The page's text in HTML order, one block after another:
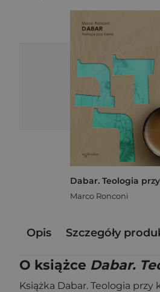
Marco Ronconi
Opis Szczegóły
O książce Dabar.
Książka Dabar. Teologia